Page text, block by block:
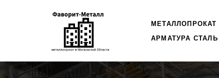
МЕТАЛЛОПРОКАТ
АРМАТУРА СТАЛЬ